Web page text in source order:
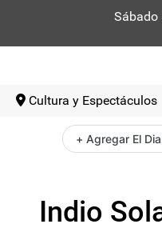
Sábado
Cultura y Espectáculos
+ Agregar El
Indio